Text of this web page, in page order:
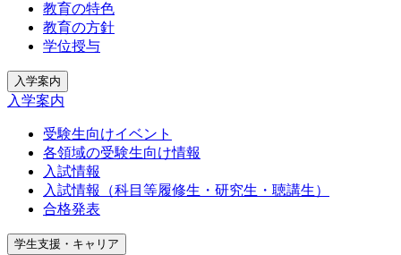
教育の特色
教育の方針
学位授与
入学案内
入学案内
受験生向けイベント
各領域の受験生向け情報
入試情報
入試情報（科目等履修生・研究生・聴講生）
合格発表
学生支援・キャリア